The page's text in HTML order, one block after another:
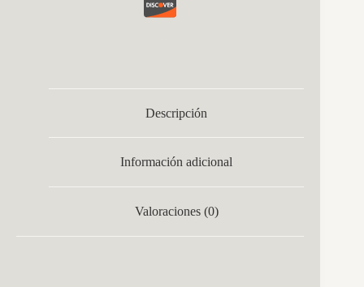
Descripción
Información adicional
Valoraciones (0)